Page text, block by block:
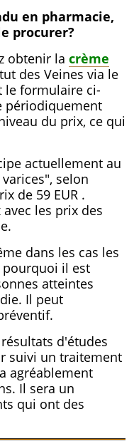
en pharmacie,
procurer?
obtenir la crème
des Veines via le
le formulaire ci-
périodiquement
du prix, ce qui
actuellement au
selon
de 59 EUR .
les prix des
dans les cas les
pourquoi il est
atteintes
Il peut
d'études
suivi un traitement
agréablement
Il sera un
qui ont des